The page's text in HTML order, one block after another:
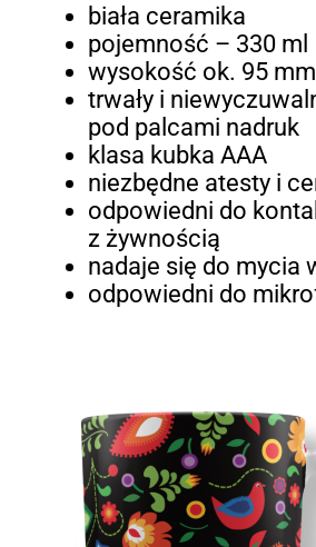
biała ceramika
pojemność – 330 ml
wysokość ok. 95 mm
trwały i
pod palcami nadruk
klasa kubka AAA
niezbędne atesty i
odpowiedni do
z żywnością
nadaje się do mycia
odpowiedni do